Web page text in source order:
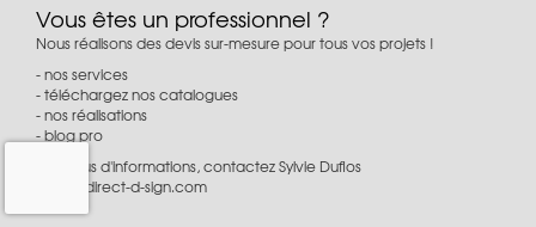
Vous êtes un professionnel ?
Nous réalisons des devis sur-mesure pour tous vos projets !
nos services
téléchargez nos catalogues
nos réalisations
blog pro
Pour plus d'informations, contactez Sylvie Duflos
pro@direct-d-sign.com